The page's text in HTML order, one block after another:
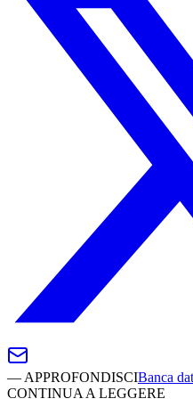
— APPROFONDISCIBanca
CONTINUA A LEGGERE